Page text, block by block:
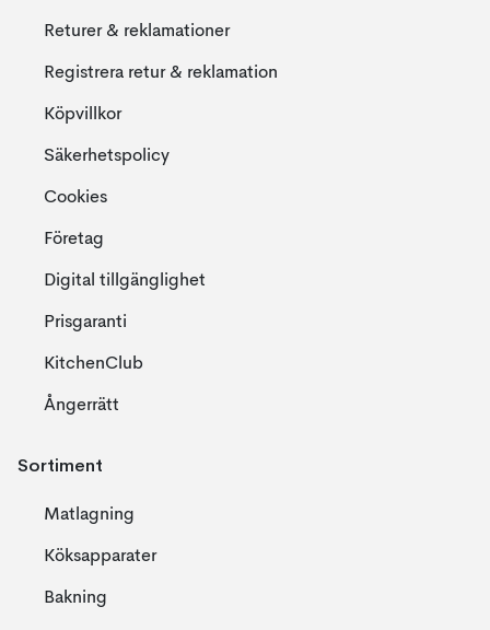
Returer & reklamationer
Registrera retur & reklamation
Köpvillkor
Säkerhetspolicy
Cookies
Företag
Digital tillgänglighet
Prisgaranti
KitchenClub
Ångerrätt
Sortiment
Matlagning
Köksapparater
Bakning